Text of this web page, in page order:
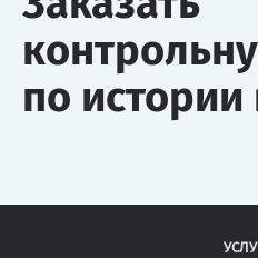
по истории